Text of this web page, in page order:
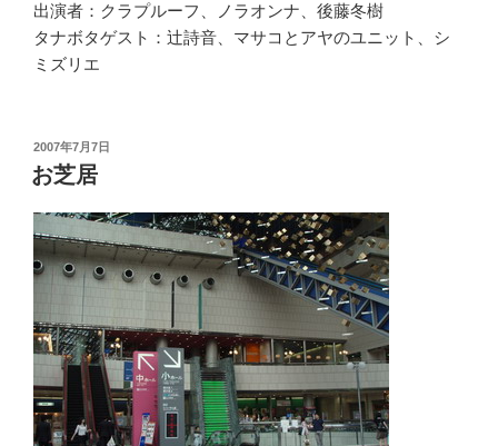
出演者：クラプルーフ、ノラオンナ、後藤冬樹
タナボタゲスト：辻詩音、マサコとアヤのユニット、シ
ミズリエ
投
稿
日:
2007年7月7日
お芝居